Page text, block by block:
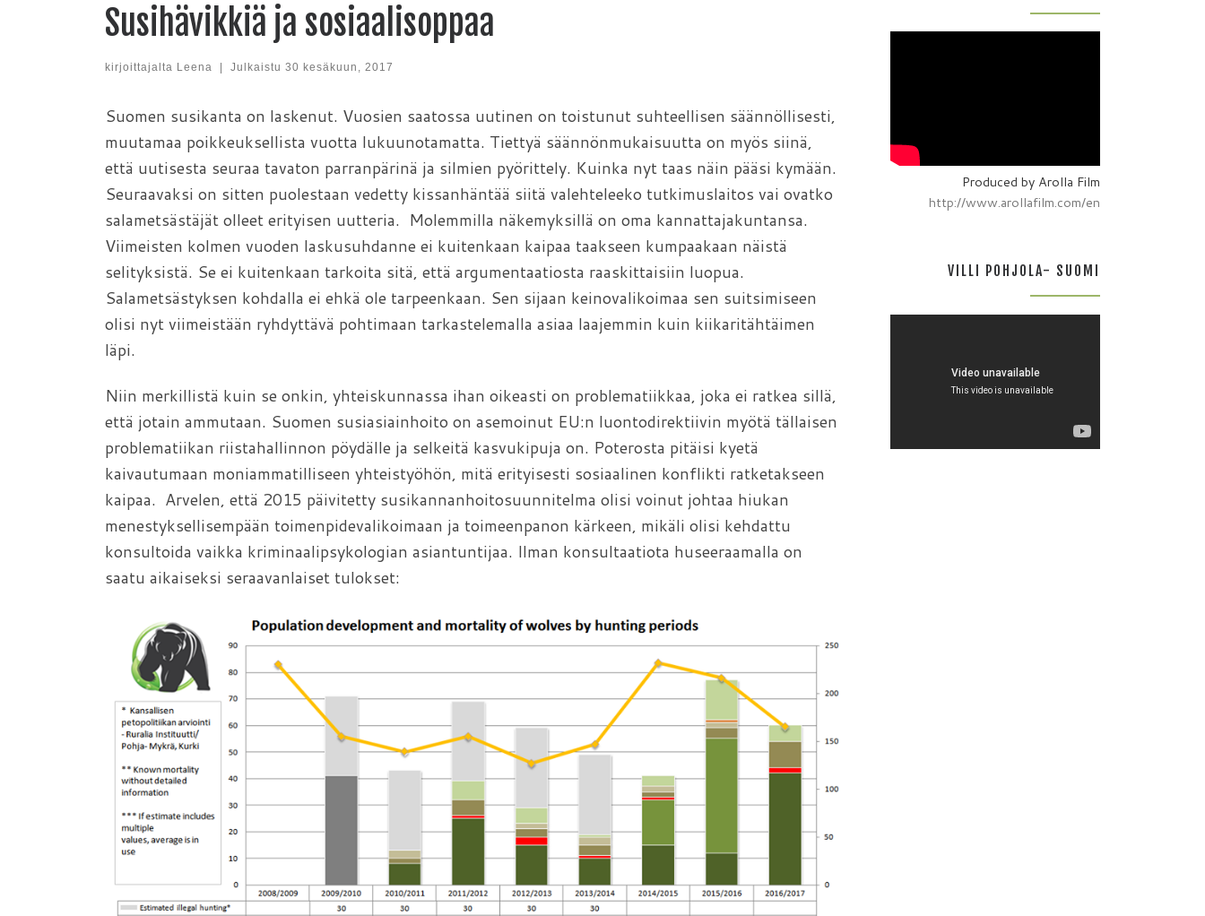
Susihävikkiä ja sosiaalisoppaa
kirjoittajalta Leena | Julkaistu 30 kesäkuun, 2017
Suomen susikanta on laskenut. Vuosien saatossa uutinen on toistunut suhteellisen säännöllisesti,
muutamaa poikkeuksellista vuotta lukuunotamatta. Tiettyä säännönmukaisuutta on myös siinä,
että uutisesta seuraa tavaton parranpärinä ja silmien pyörittely. Kuinka nyt taas näin pääsi kymään.
Seuraavaksi on sitten puolestaan vedetty kissanhäntää siitä valehteleeko tutkimuslaitos vai ovatko
salametsästäjät olleet erityisen uutteria. Molemmilla näkemyksillä on oma kannattajakuntansa.
Viimeisten kolmen vuoden laskusuhdanne ei kuitenkaan kaipaa taakseen kumpaakaan näistä
selityksistä. Se ei kuitenkaan tarkoita sitä, että argumentaatiosta raaskittaisiin luopua.
Salametsästyksen kohdalla ei ehkä ole tarpeenkaan. Sen sijaan keinovalikoimaa sen suitsimiseen
olisi nyt viimeistään ryhdyttävä pohtimaan tarkastelemalla asiaa laajemmin kuin kiikaritähtäimen
läpi.
Niin merkillistä kuin se onkin, yhteiskunnassa ihan oikeasti on problematiikkaa, joka ei ratkea sillä,
että jotain ammutaan. Suomen susiasiainhoito on asemoinut EU:n luontodirektiivin myötä tällaisen
problematiikan riistahallinnon pöydälle ja selkeitä kasvukipuja on. Poterosta pitäisi kyetä
kaivautumaan moniammatilliseen yhteistyöhön, mitä erityisesti sosiaalinen konflikti ratketakseen
kaipaa. Arvelen, että 2015 päivitetty susikannanhoitosuunnitelma olisi voinut johtaa hiukan
menestyksellisempään toimenpidevalikoimaan ja toimeenpanon kärkeen, mikäli olisi kehdattu
konsultoida vaikka kriminaalipsykologian asiantuntijaa. Ilman konsultaatiota huseeraamalla on
saatu aikaiseksi seraavanlaiset tulokset:
Produced by Arolla Film
http://www.arollafilm.com/en
VILLI POHJOLA- SUOMI